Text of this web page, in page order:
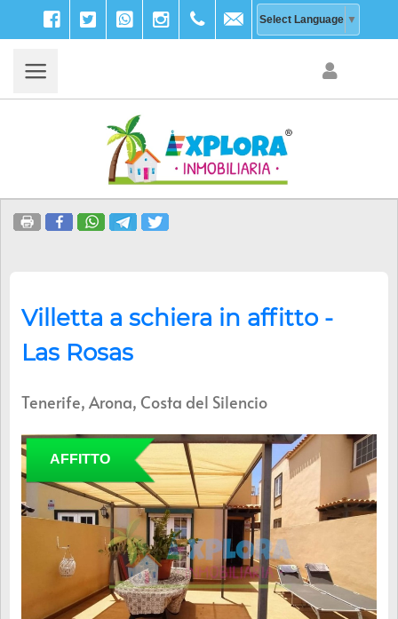
FacebookTwitter WhatsAppInstagram
+39
203
9756
info@explora-
Select Language ▼
Villetta a schiera in affitto -
Las Rosas
Tenerife, Arona, Costa del Silencio
AFFITTO